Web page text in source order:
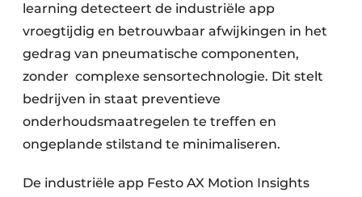
learning detecteert de industriële app
vroegtijdig en betrouwbaar afwijkingen in het
gedrag van pneumatische componenten,
zonder complexe sensortechnologie. Dit stelt
bedrijven in staat preventieve
onderhoudsmaatregelen te treffen en
ongeplande stilstand te minimaliseren.
De industriële app Festo AX Motion Insights